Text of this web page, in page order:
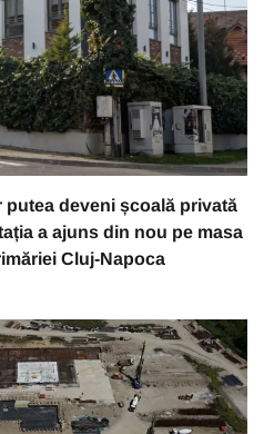
putea deveni școală privată
a ajuns din nou pe masa
Cluj-Napoca